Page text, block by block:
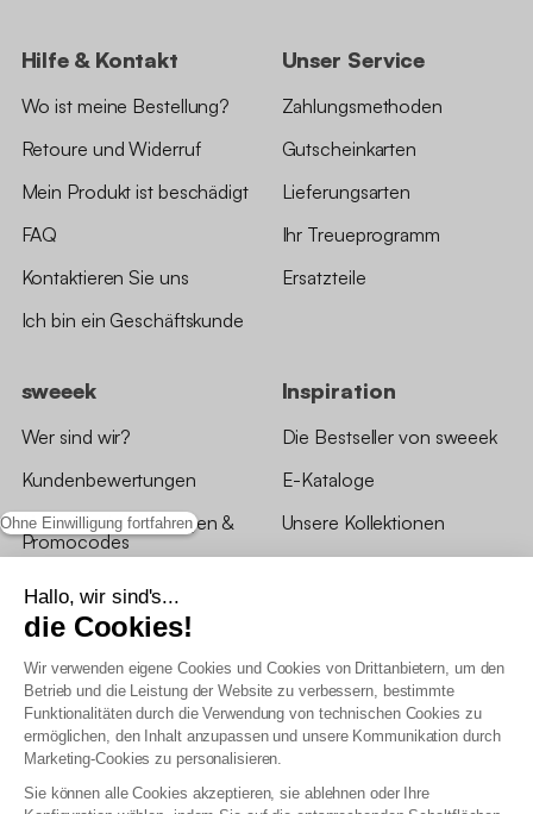
Ohne Einwilligung fortfahren
Hallo, wir sind's...
die Cookies!
Wir verwenden eigene Cookies und Cookies von Drittanbietern, um den
Betrieb und die Leistung der Website zu verbessern, bestimmte
Funktionalitäten durch die Verwendung von technischen Cookies zu
ermöglichen, den Inhalt anzupassen und unsere Kommunikation durch
Marketing-Cookies zu personalisieren.
Sie können alle Cookies akzeptieren, sie ablehnen oder Ihre
Hilfe & Kontakt
Wo ist meine Bestellung?
Retoure und Widerruf
Mein Produkt ist beschädigt
FAQ
Kontaktieren Sie uns
Ich bin ein Geschäftskunde
Unser Service
Zahlungsmethoden
Gutscheinkarten
Lieferungsarten
Ihr Treueprogramm
Ersatzteile
sweeek
Wer sind wir?
Kundenbewertungen
*Angebotsbedingungen &
Promocodes
Bewertungen von sweeek
Unsere Geschäfte
Inspiration
Die Bestseller von sweeek
E-Kataloge
Unsere Kollektionen
AGB Treueprogramm